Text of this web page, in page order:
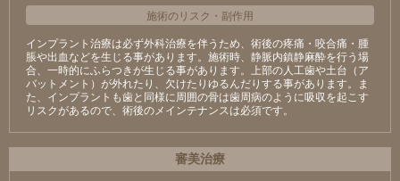
施術のリスク ・ 副作用
インプラント治療は必ず外科治療を伴うため、術後の疼痛・咬合痛・腫
脹や出血などを生じる事があります。施術時、静脈内鎮静麻酔を行う場
合、一時的にふらつきが生じる事があります。上部の人工歯や土台（ア
バットメント）が外れたり、欠けたりゆるんだりする事があります。ま
た、インプラントも歯と同様に周囲の骨は歯周病のように吸収を起こす
リスクがあるので、術後のメインテナンスは必須です。
審美治療